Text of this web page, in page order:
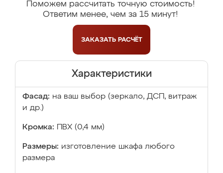
Поможем рассчитать точную стоимость!
Ответим менее, чем за 15 минут!
ЗАКАЗАТЬ РАСЧЁТ
Характеристики
Фасад: на ваш выбор (зеркало, ДСП, витраж
и др.)
Кромка: ПВХ (0,4 мм)
Размеры: изготовление шкафа любого
размера